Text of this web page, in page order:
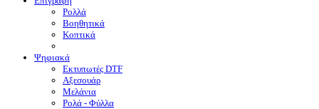
Ρολλά
Βοηθητικά
Κοπτικά
Ψηφιακά
Eκτυπωτές DTF
Αξεσουάρ
Μελάνια
Ρολά - Φύλλα